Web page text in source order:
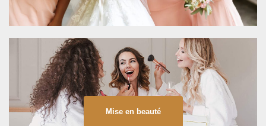
Mise en beauté